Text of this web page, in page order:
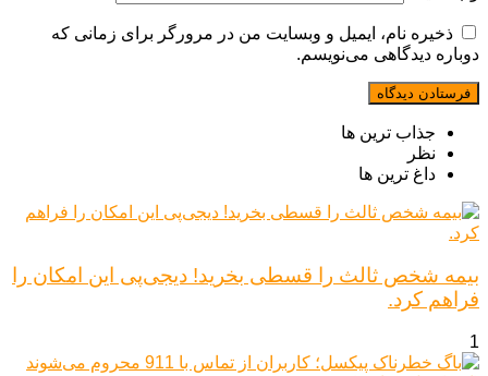
ذخیره نام، ایمیل و وبسایت من در مرورگر برای زمانی که
دوباره دیدگاهی می‌نویسم.
جذاب ترین ها
نظر
داغ ترین ها
بیمه شخص ثالث را قسطی بخرید! دیجی‌پی این امکان را
فراهم کرد.
1